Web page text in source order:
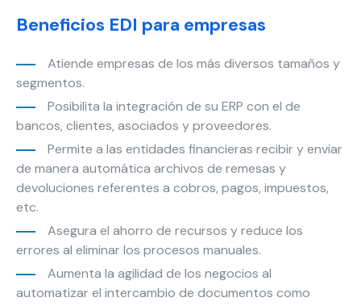
Beneficios EDI para empresas
Atiende empresas de los más diversos tamaños y
segmentos.
Posibilita la integración de su ERP con el de
bancos, clientes, asociados y proveedores.
Permite a las entidades financieras recibir y enviar
de manera automática archivos de remesas y
devoluciones referentes a cobros, pagos, impuestos,
etc.
Asegura el ahorro de recursos y reduce los
errores al eliminar los procesos manuales.
Aumenta la agilidad de los negocios al
automatizar el intercambio de documentos como